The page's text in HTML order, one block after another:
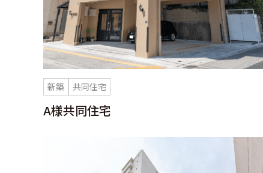
新築 共同住宅
A様共同住宅